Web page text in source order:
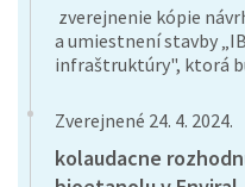
zverejnenie kópie
a umiestnení stavby
infraštruktúry", ktorá
Zverejnené 24. 4. 2024.
kolaudacne